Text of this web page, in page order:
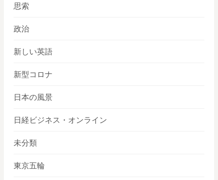
思索
政治
新しい英語
新型コロナ
日本の風景
日経ビジネス・オンライン
未分類
東京五輪